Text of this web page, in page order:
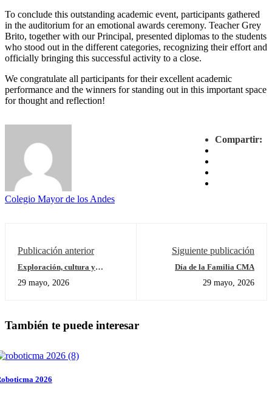
To conclude this outstanding academic event, participants gathered
in the auditorium for an emotional awards ceremony. Teacher Grey
Brito, together with our Principal, presented diplomas to the students
who stood out in the different categories, recognizing their effort and
officially bringing this successful activity to a close.
We congratulate all participants for their excellent academic
performance and the winners for standing out in this important space
for thought and reflection!
Compartir:
Colegio Mayor de los Andes
Publicación anterior
Exploración, cultura y
Ciencia en el Colegio Mayor
29 mayo, 2026
Siguiente publicación
Día de la Familia CMA
29 mayo, 2026
También te puede interesar
2026